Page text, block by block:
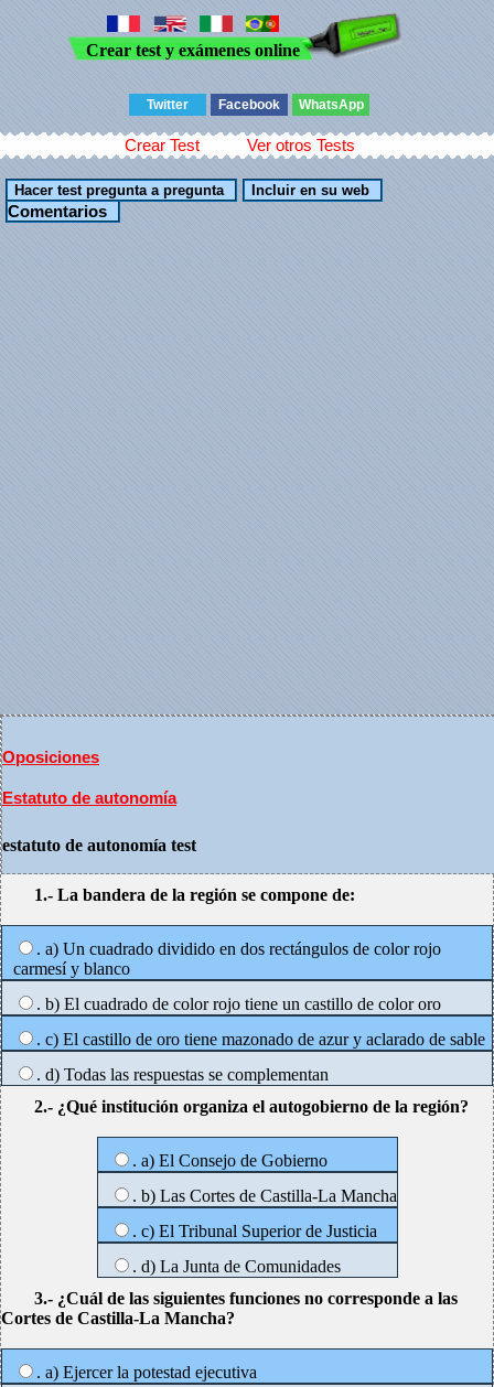
Crear test y exámenes online
Twitter Facebook WhatsApp
Crear Test Ver otros Tests
Comentarios
Oposiciones
Estatuto de autonomía
estatuto de autonomía test
1.- La bandera de la región se compone de:
. a) Un cuadrado dividido en dos rectángulos de color rojo
carmesí y blanco
. b) El cuadrado de color rojo tiene un castillo de color oro
. c) El castillo de oro tiene mazonado de azur y aclarado de sable
. d) Todas las respuestas se complementan
2.- ¿Qué institución organiza el autogobierno de la región?
. a) El Consejo de Gobierno
. b) Las Cortes de Castilla-La Mancha
. c) El Tribunal Superior de Justicia
. d) La Junta de Comunidades
3.- ¿Cuál de las siguientes funciones no corresponde a las
Cortes de Castilla-La Mancha?
. a) Ejercer la potestad ejecutiva